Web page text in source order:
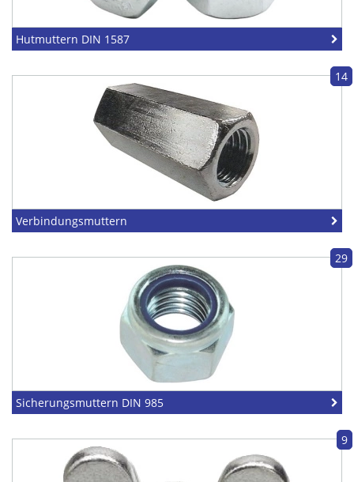
Hutmuttern DIN 1587
14
Verbindungsmuttern
29
Sicherungsmuttern DIN 985
9